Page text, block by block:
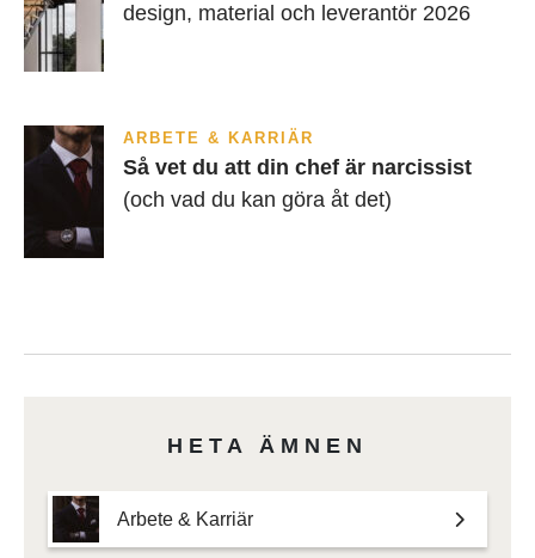
design, material och leverantör 2026
ARBETE & KARRIÄR
Så vet du att din chef är narcissist
(och vad du kan göra åt det)
HETA ÄMNEN
Arbete & Karriär